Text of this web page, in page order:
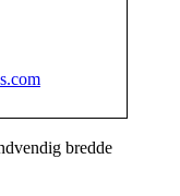
bredde